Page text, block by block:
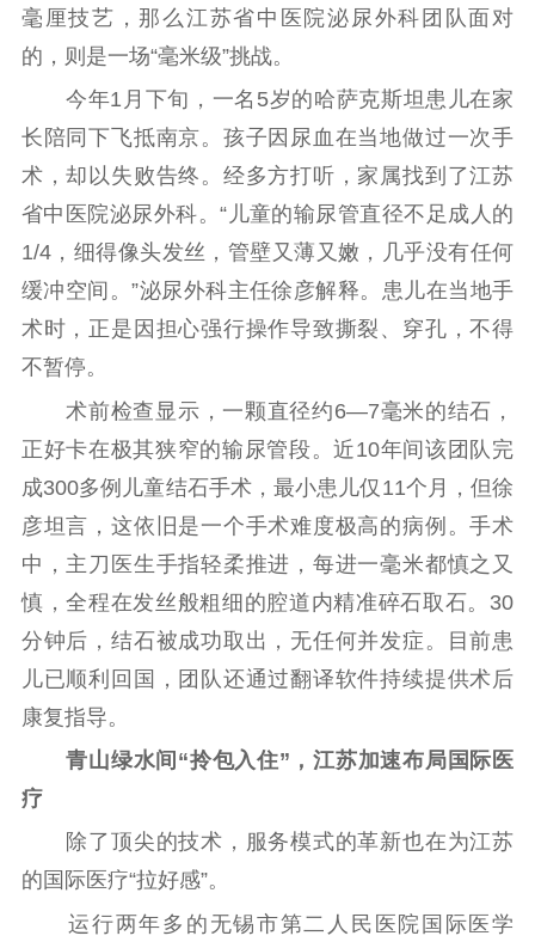
毫厘技艺，那么江苏省中医院泌尿外科团队面对
的，则是一场“毫米级”挑战。
今年1月下旬，一名5岁的哈萨克斯坦患儿在家
长陪同下飞抵南京。孩子因尿血在当地做过一次手
术，却以失败告终。经多方打听，家属找到了江苏
省中医院泌尿外科。“儿童的输尿管直径不足成人的
1/4，细得像头发丝，管壁又薄又嫩，几乎没有任何
缓冲空间。”泌尿外科主任徐彦解释。患儿在当地手
术时，正是因担心强行操作导致撕裂、穿孔，不得
不暂停。
术前检查显示，一颗直径约6—7毫米的结石，
正好卡在极其狭窄的输尿管段。近10年间该团队完
成300多例儿童结石手术，最小患儿仅11个月，但徐
彦坦言，这依旧是一个手术难度极高的病例。手术
中，主刀医生手指轻柔推进，每进一毫米都慎之又
慎，全程在发丝般粗细的腔道内精准碎石取石。30
分钟后，结石被成功取出，无任何并发症。目前患
儿已顺利回国，团队还通过翻译软件持续提供术后
康复指导。
青山绿水间“拎包入住”，江苏加速布局国际医
疗
除了顶尖的技术，服务模式的革新也在为江苏
的国际医疗“拉好感”。
运行两年多的无锡市第二人民医院国际医学